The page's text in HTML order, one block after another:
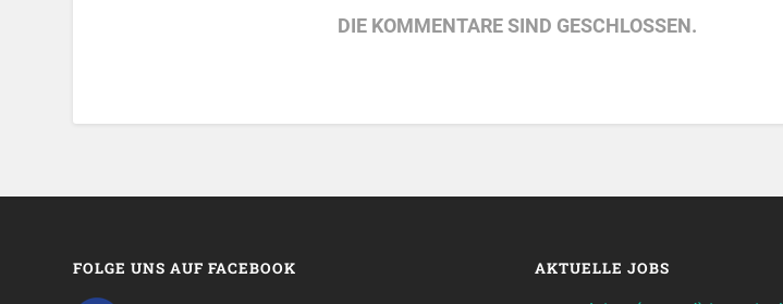
DIE KOMMENTARE SIND GESCHLOSSEN.
FOLGE UNS AUF FACEBOOK AKTUELLE JOBS